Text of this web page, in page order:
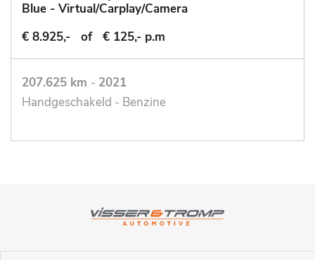
Blue - Virtual/Carplay/Camera
€ 8.925,-
of € 125,- p.m
207.625 km - 2021
Handgeschakeld - Benzine